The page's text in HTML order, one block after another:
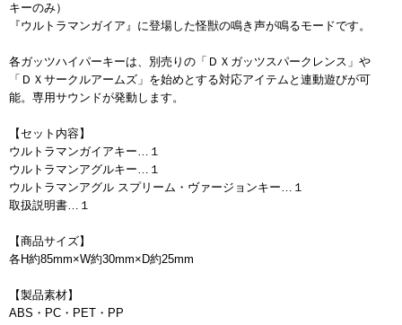
キーのみ）
『ウルトラマンガイア』に登場した怪獣の鳴き声が鳴るモードです。
各ガッツハイパーキーは、別売りの「ＤＸガッツスパークレンス」や
「ＤＸサークルアームズ」を始めとする対応アイテムと連動遊びが可
能。専用サウンドが発動します。
【セット内容】
ウルトラマンガイアキー…１
ウルトラマンアグルキー…１
ウルトラマンアグル スプリーム・ヴァージョンキー…１
取扱説明書…１
【商品サイズ】
各H約85mm×W約30mm×D約25mm
【製品素材】
ABS・PC・PET・PP